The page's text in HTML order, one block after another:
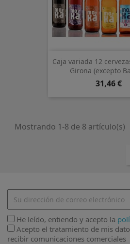
Caja variada 12
Girona (excepto
Precio
31,46 €
Mostrando 1-8 de 8 artículo(s)
He leído, entiendo y acepto la
Acepto el tratamiento de mis
recibir comunicaciones comerciales